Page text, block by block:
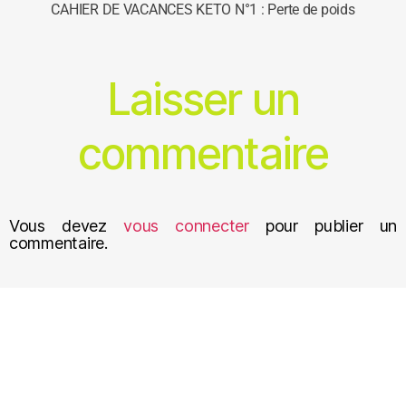
CAHIER DE VACANCES KETO N°1 : Perte de poids
Laisser un
commentaire
Vous devezvous connecterpour publier un
commentaire.